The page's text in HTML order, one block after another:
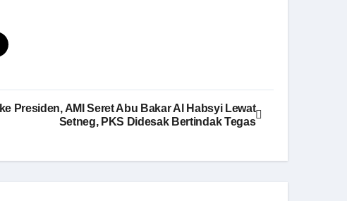
Presiden, AMI Seret Abu Bakar Al Habsyi Lewat
Setneg, PKS Didesak Bertindak Tegas